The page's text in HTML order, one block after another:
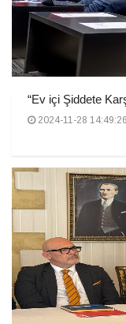
“Ev içi Şiddete
2024-11-28 14:49:26